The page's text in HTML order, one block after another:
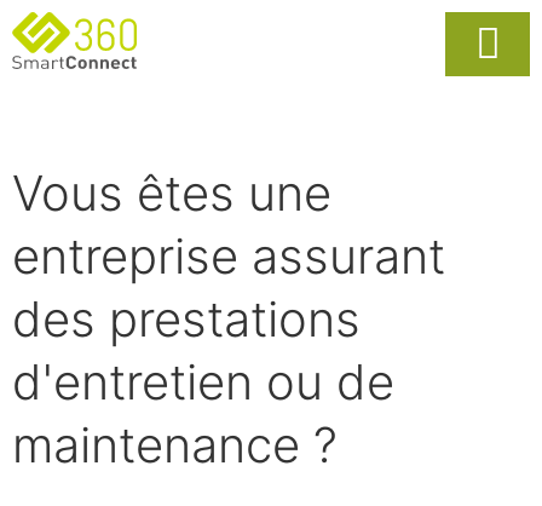
Vous êtes une
entreprise assurant
des prestations
d'entretien ou de
maintenance ?